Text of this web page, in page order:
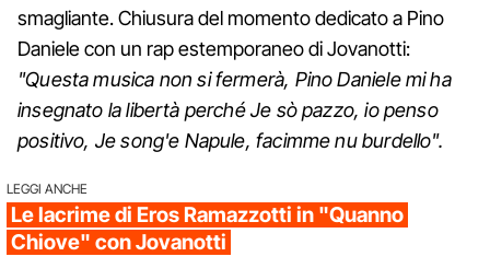
smagliante. Chiusura del momento dedicato a Pino
Daniele con un rap estemporaneo di Jovanotti:
"Questa musica non si fermerà, Pino Daniele mi ha
insegnato la libertà perché Je sò pazzo, io penso
positivo, Je song'e Napule, facimme nu burdello".
LEGGI ANCHE
Le lacrime di Eros Ramazzotti in "Quanno
Chiove" con Jovanotti